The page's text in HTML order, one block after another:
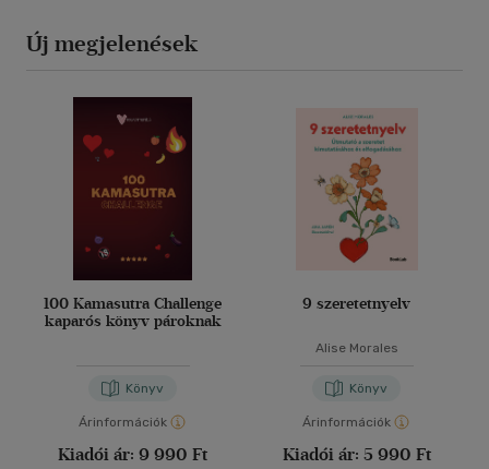
Új megjelenések
100 Kamasutra Challenge
kaparós könyv pároknak
Könyv
Árinformációk
Kiadói ár: 9 990 Ft
9 szeretetnyelv
Alise Morales
Könyv
Árinformációk
Kiadói ár: 5 990 Ft